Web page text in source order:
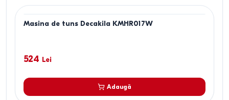
Masina de tuns Decakila KMHR017W
524 Lei
Adaugă